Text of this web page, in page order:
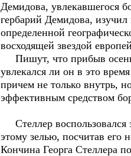
Демидова, увлекавшегося
гербарий Демидова,
определенной
восходящей звездой
Пишут, что прибыв
увлекался ли он в это
причем не только внутрь,
эффективным средством
Стеллер воспользовался
этому зелью, посчитав его
Кончина Георга Стеллера